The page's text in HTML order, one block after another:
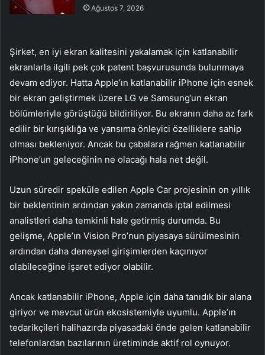
Ağustos 7, 2026
Şirket, en iyi ekran kalitesini yakalamak için katlanabilir
ekranlarla ilgili pek çok patent başvurusunda bulunmaya
devam ediyor. Hatta Apple’ın katlanabilir iPhone için esnek
bir ekran geliştirmek üzere LG ve Samsung’un ekran
bölümleriyle görüştüğü bildiriliyor. Bu ekranın daha az fark
edilir bir kırışıklığa ve yansıma önleyici özelliklere sahip
olması bekleniyor. Ancak bu çabalara rağmen katlanabilir
iPhone’un geleceğinin ne olacağı hala net değil.
Uzun süredir speküle edilen Apple Car projesinin on yıllık
bir beklentinin ardından yakın zamanda iptal edilmesi
analistleri daha temkinli hale getirmiş durumda. Bu
gelişme, Apple’ın Vision Pro’nun piyasaya sürülmesinin
ardından daha deneysel girişimlerden kaçınıyor
olabileceğine işaret ediyor olabilir.
Ancak katlanabilir iPhone, Apple için daha tanıdık bir alana
giriyor ve mevcut ürün ekosistemiyle uyumlu. Apple’ın
tedarikçileri halihazırda piyasadaki önde gelen katlanabilir
telefonlardan bazılarının üretiminde aktif rol oynuyor.